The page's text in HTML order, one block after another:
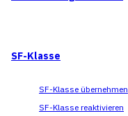
SF-Klasse
SF-Klasse übernehmen
SF-Klasse reaktivieren